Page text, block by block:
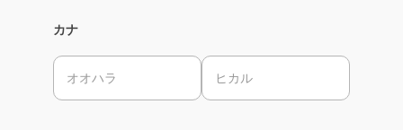
カナ